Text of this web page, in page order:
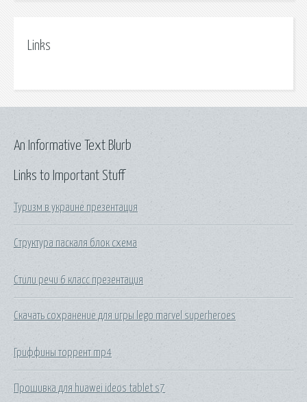
Links
Links to Important Stuff
Туризм в украине презентация
Структура паскаля блок схема
Стили речи 6 класс презентация
Скачать сохранение для игры lego marvel superheroes
Гриффины торрент mp4
Прошивка для huawei ideos tablet s7
An Informative Text Blurb